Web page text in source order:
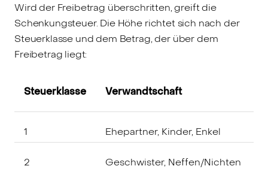
Wird der Freibetrag überschritten, greift die
Schenkungsteuer. Die Höhe richtet sich nach der
Steuerklasse und dem Betrag, der über dem
Freibetrag liegt:
Steuerklasse Verwandtschaft
1 Ehepartner, Kinder, Enkel
2 Geschwister, Neffen/Nichten